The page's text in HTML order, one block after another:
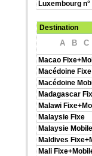
Luxembourg
Destination
A B C
Macao
Macédoine Fixe
Macédoine
Madagascar
Malawi
Malaysie Fixe
Malaysie Mobile
Maldives
Mali